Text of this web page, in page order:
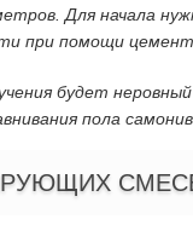
Для начала
при помощи
будет
пола